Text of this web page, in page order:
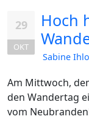
29
OKT
Hoch
Sabine
Am Mittwoch,
den Wandertag
vom